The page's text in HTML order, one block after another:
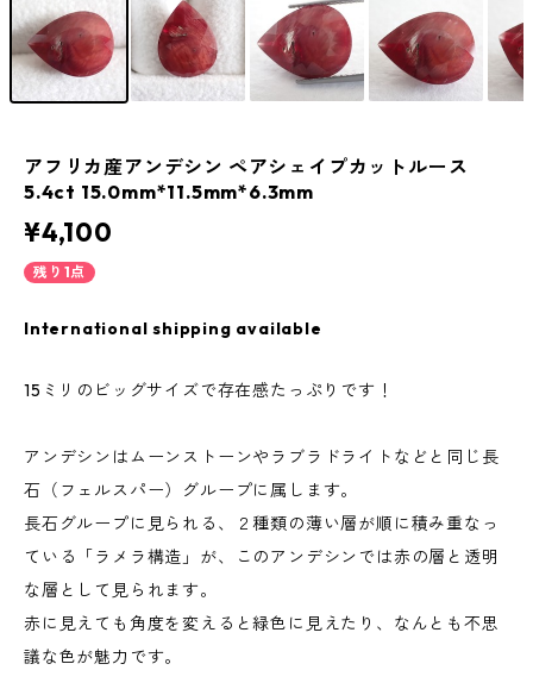
アフリカ産アンデシン ペアシェイプカットルース
5.4ct 15.0mm*11.5mm*6.3mm
¥4,100
残り1点
International shipping available
15ミリのビッグサイズで存在感たっぷりです！
アンデシンはムーンストーンやラブラドライトなどと同じ長
石（フェルスパー）グループに属します。
長石グループに見られる、２種類の薄い層が順に積み重なっ
ている「ラメラ構造」が、このアンデシンでは赤の層と透明
な層として見られます。
赤に見えても角度を変えると緑色に見えたり、なんとも不思
議な色が魅力です。